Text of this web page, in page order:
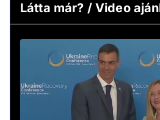
Látta már? / Video